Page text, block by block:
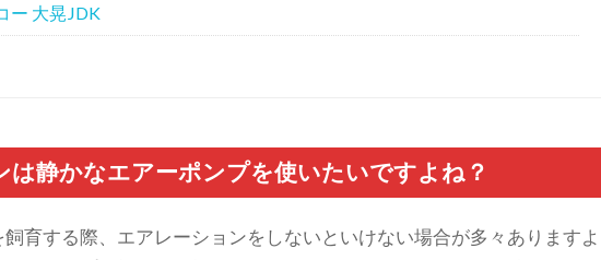
ー 大晃JDK
は静かなエアーポンプを使いたいですよね？
育する際、エアレーションをしないといけない場合が多々ありますよ